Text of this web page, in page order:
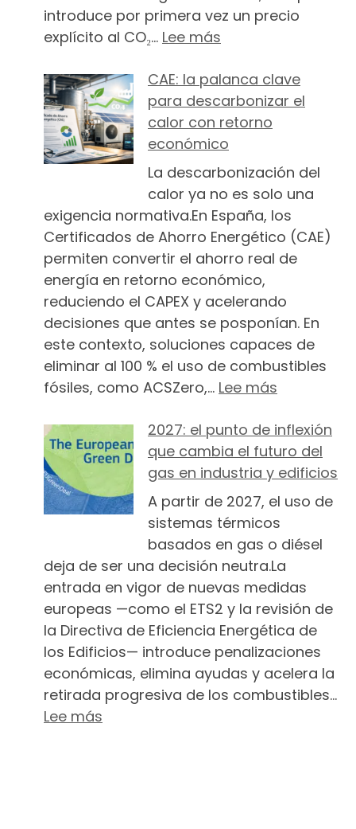
introduce por primera vez un precio
explícito al CO₂… Lee más
CAE: la palanca clave
para descarbonizar el
calor con retorno
económico
La descarbonización del
calor ya no es solo una
exigencia normativa.En España, los
Certificados de Ahorro Energético (CAE)
permiten convertir el ahorro real de
energía en retorno económico,
reduciendo el CAPEX y acelerando
decisiones que antes se posponían. En
este contexto, soluciones capaces de
eliminar al 100 % el uso de combustibles
fósiles, como ACSZero,… Lee más
2027: el punto de inflexión
que cambia el futuro del
gas en industria y edificios
A partir de 2027, el uso de
sistemas térmicos
basados en gas o diésel
deja de ser una decisión neutra.La
entrada en vigor de nuevas medidas
europeas —como el ETS2 y la revisión de
la Directiva de Eficiencia Energética de
los Edificios— introduce penalizaciones
económicas, elimina ayudas y acelera la
retirada progresiva de los combustibles…
Lee más